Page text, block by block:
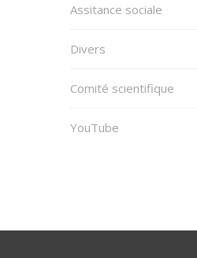
Assitance sociale
Divers
Comité scientifique
YouTube